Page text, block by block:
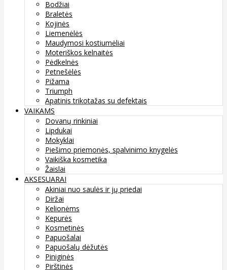
Bodžiai
Braletės
Kojinės
Liemenėlės
Maudymosi kostiumėliai
Moteriškos kelnaitės
Pėdkelnės
Petnešėlės
Pižama
Triumph
Apatinis trikotažas su defektais
VAIKAMS
Dovanų rinkiniai
Lipdukai
Mokyklai
Piešimo priemonės, spalvinimo knygelės
Vaikiška kosmetika
Žaislai
AKSESUARAI
Akiniai nuo saulės ir jų priedai
Diržai
Kelionėms
Kepurės
Kosmetinės
Papuošalai
Papuošalų dėžutės
Piniginės
Pirštinės